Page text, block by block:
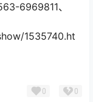
6969811、
1535740.ht
0 0